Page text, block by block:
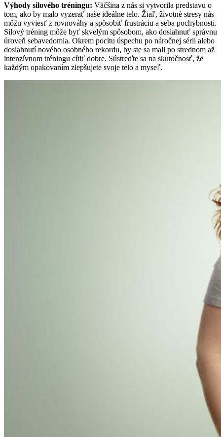
Výhody silového tréningu: Väčšina z nás si vytvorila predstavu o
tom, ako by malo vyzerať naše ideálne telo. Žiaľ, životné stresy nás
môžu vyviesť z rovnováhy a spôsobiť frustráciu a seba pochybnosti.
Silový tréning môže byť skvelým spôsobom, ako dosiahnuť správnu
úroveň sebavedomia. Okrem pocitu úspechu po náročnej sérii alebo
dosiahnutí nového osobného rekordu, by ste sa mali po strednom až
intenzívnom tréningu cítiť dobre. Sústreďte sa na skutočnosť, že
každým opakovaním zlepšujete svoje telo a myseľ.